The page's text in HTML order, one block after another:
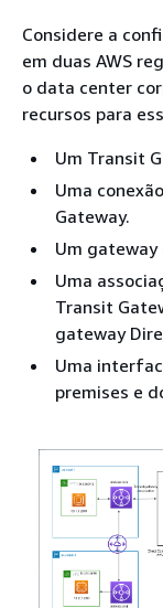
Considere a
em duas AWS
o data center
recursos para
Um Transit
Uma
Gateway.
Um gateway
Uma
Transit
gateway
Uma
premises e